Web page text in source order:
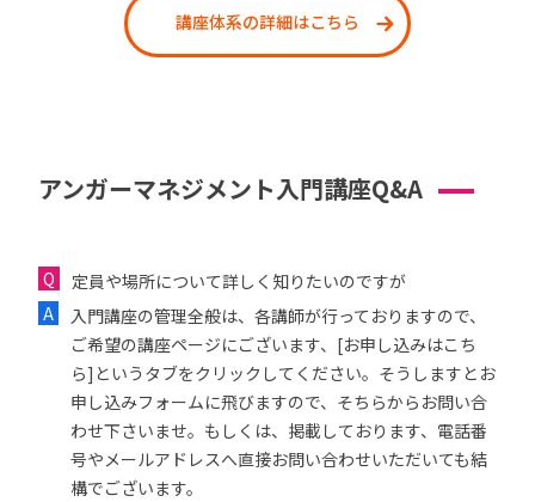
講座体系の詳細はこちら
アンガーマネジメント入門講座Q&A
定員や場所について詳しく知りたいのですが
入門講座の管理全般は、各講師が行っておりますので、
ご希望の講座ページにございます、[お申し込みはこち
ら]というタブをクリックしてください。そうしますとお
申し込みフォームに飛びますので、そちらからお問い合
わせ下さいませ。もしくは、掲載しております、電話番
号やメールアドレスへ直接お問い合わせいただいても結
構でございます。